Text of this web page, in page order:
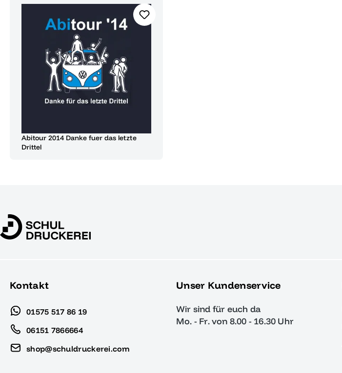
Abitour 2014 Danke fuer das letzte
Drittel
Kontakt
01575 517 86 19
06151 7866664
shop@schuldruckerei.com
Unser Kundenservice
Wir sind für euch da
Mo. - Fr. von 8.00 - 16.30 Uhr